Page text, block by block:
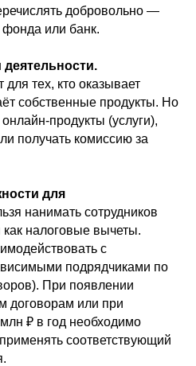
добровольно —
фонда или банк.
тех, кто оказывает
собственные продукты. Но
продукты (услуги),
получать комиссию за
для
нанимать сотрудников
налоговые вычеты.
с
подрядчиками по
При появлении
договорам или при
₽ в год необходимо
соответствующий